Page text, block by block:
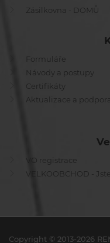
Zásilkovna - DOMŮ
Formuláře
Návody a postupy
Certifikáty
Aktualizace a podpora
VO registrace
VELKOOBCHOD -
Copyright © 2013-2026